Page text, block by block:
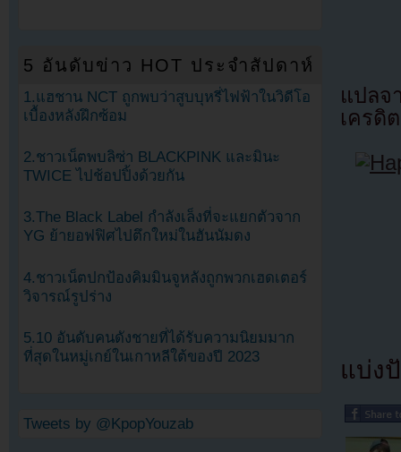
แปล
เครดิ
แบ่ง
5 อันดับข่าว HOT ประจำสัปดาห์
1.แฮชาน NCT ถูกพบว่าสูบบุหรี่ไฟฟ้าในวิดีโอ
เบื้องหลังฝึกซ้อม
2.ชาวเน็ตพบลิซ่า BLACKPINK และมินะ
TWICE ไปช้อปปิ้งด้วยกัน
3.The Black Label กำลังเล็งที่จะแยกตัวจาก
YG ย้ายอฟฟิศไปตึกใหม่ในฮันนัมดง
4.ชาวเน็ตปกป้องคิมมินจูหลังถูกพวกเฮดเตอร์
วิจารณ์รูปร่าง
5.10 อันดับคนดังชายที่ได้รับความนิยมมาก
ที่สุดในหมู่เกย์ในเกาหลีใต้ของปี 2023
Tweets by @KpopYouzab